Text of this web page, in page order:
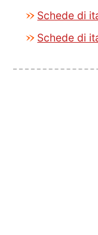
Schede di
Schede di